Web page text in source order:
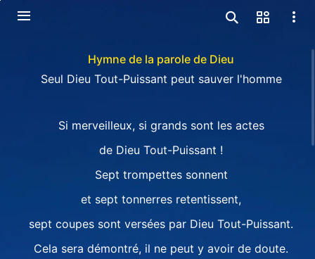
Hymne de la parole de Dieu
Seul Dieu Tout-Puissant peut sauver l'homme
Si merveilleux, si grands sont les actes
de Dieu Tout-Puissant !
Sept trompettes sonnent
et sept tonnerres retentissent,
sept coupes sont versées par Dieu Tout-Puissant.
Cela sera démontré, il ne peut y avoir de doute.